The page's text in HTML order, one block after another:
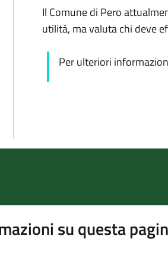
Il Comune di Pero
utilità, ma valuta chi deve
Per ulteriori
su questa